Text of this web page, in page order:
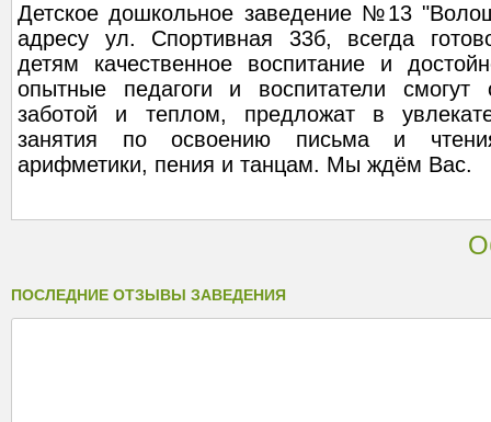
Детское дошкольное заведение №13
адресу ул. Спортивная 33б, всегда
детям качественное воспитание и
опытные педагоги и воспитатели смогут
заботой и теплом, предложат в
занятия по освоению письма и
арифметики, пения и танцам. Мы ждём Вас.
ПОСЛЕДНИЕ ОТЗЫВЫ ЗАВЕДЕНИЯ